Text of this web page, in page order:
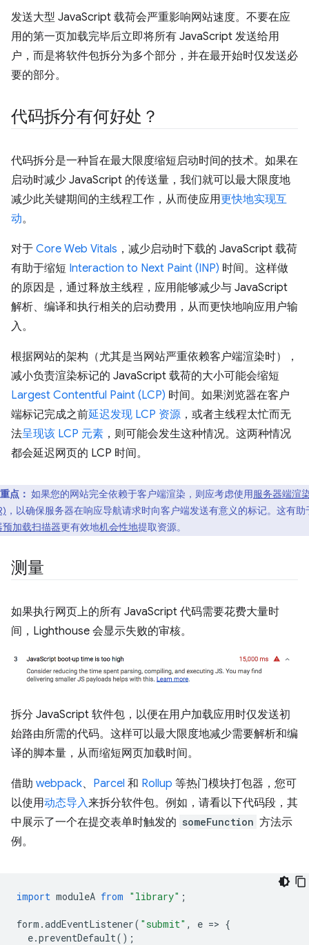
发送大型 JavaScript 载荷会严重影响网站速度。不要在应
用的第一页加载完毕后立即将所有 JavaScript 发送给用
户，而是将软件包拆分为多个部分，并在最开始时仅发送必
要的部分。
代码拆分有何好处？
代码拆分是一种旨在最大限度缩短启动时间的技术。如果在
启动时减少 JavaScript 的传送量，我们就可以最大限度地
减少此关键期间的主线程工作，从而使应用更快地实现互
动。
对于 Core Web Vitals ，减少启动时下载的 JavaScript 载荷
有助于缩短 Interaction to Next Paint (INP) 时间。这样做
的原因是，通过释放主线程，应用能够减少与 JavaScript
解析、编译和执行相关的启动费用，从而更快地响应用户输
入。
根据网站的架构（尤其是当网站严重依赖客户端渲染时），
减小负责渲染标记的 JavaScript 载荷的大小可能会缩短
Largest Contentful Paint (LCP) 时间。如果浏览器在客户
端标记完成之前延迟发现 LCP 资源 ，或者主线程太忙而无
法呈现该 LCP 元素 ，则可能会发生这种情况。这两种情况
都会延迟网页的 LCP 时间。
重点： 如果您的网站完全依赖于客户端渲染，则应考虑使用服务器端渲
，以确保服务器在响应导航请求时向客户端发送有意义的标记。这有助
预加载扫描器更有效地机会性地提取资源。
测量
如果执行网页上的所有 JavaScript 代码需要花费大量时
间，Lighthouse 会显示失败的审核。
拆分 JavaScript 软件包，以便在用户加载应用时仅发送初
始路由所需的代码。这样可以最大限度地减少需要解析和编
译的脚本量，从而缩短网页加载时间。
借助 webpack、 Parcel 和 Rollup 等热门模块打包器，您可
以使用动态导入来拆分软件包。例如，请看以下代码段，其
中展示了一个在提交表单时触发的 someFunction 方法示
例。
import moduleA from "library" ;
form .addEventListener( "submit" , e => {
e.preventDefault();